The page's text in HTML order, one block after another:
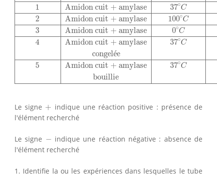
1 Amidon cuit + amylase 37∘C
2 Amidon cuit + amylase 100∘C
3 Amidon cuit + amylase 0∘C
4 Amidon cuit + amylase 37∘C
congelée
5
Amidon cuit + amylase 37∘C
bouillie
Le signe +
+
indique une réaction positive : présence de
l'élément recherché
Le signe − indique une réaction négative : absence de
l'élément recherché
1. Identifie la ou les expériences dans lesquelles le tube